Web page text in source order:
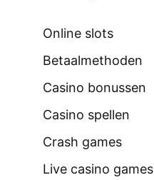
Online slots
Betaalmethoden
Casino bonussen
Casino spellen
Crash games
Live casino games